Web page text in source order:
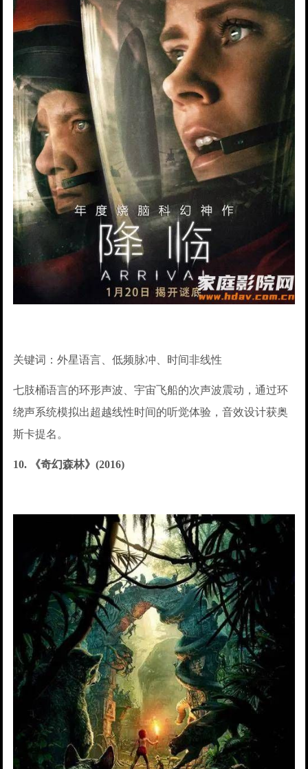
关键词：外星语言、低频脉冲、时间非线性
七肢桶语言的环形声波、宇宙飞船的次声波震动，通过环
绕声系统模拟出超越线性时间的听觉体验，音效设计获奥
斯卡提名。
10. 《奇幻森林》(2016)